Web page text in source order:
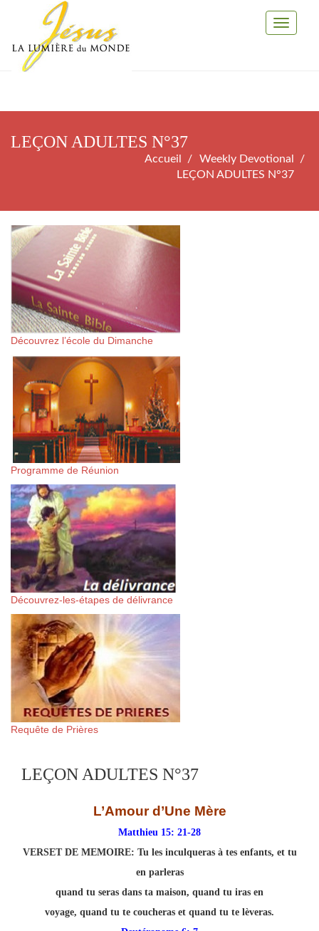
Toggle
LEÇON ADULTES N°37
Accueil
Weekly Devotional
LEÇON ADULTES N°37
Découvrez l’école du Dimanche
Programme de Réunion
Découvrez-les-étapes de délivrance
Requête de Prières
LEÇON ADULTES N°37
L’Amour d’Une Mère
Matthieu 15: 21-28
VERSET DE MEMOIRE: Tu les inculqueras à tes enfants, et tu
en parleras
quand tu seras dans ta maison, quand tu iras en
voyage, quand tu te coucheras et quand tu te lèveras.